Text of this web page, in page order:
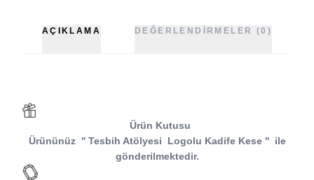
AÇIKLAMA DEĞERLENDIRMELER (0)
Ürün Kutusu
Ürününüz '' Tesbih Atölyesi Logolu Kadife Kese '' ile
gönderilmektedir.